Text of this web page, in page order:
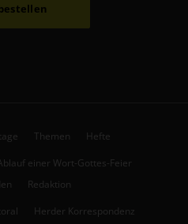
Themen Hefte
einer Wort-Gottes-Feier
Redaktion
Herder Korrespondenz